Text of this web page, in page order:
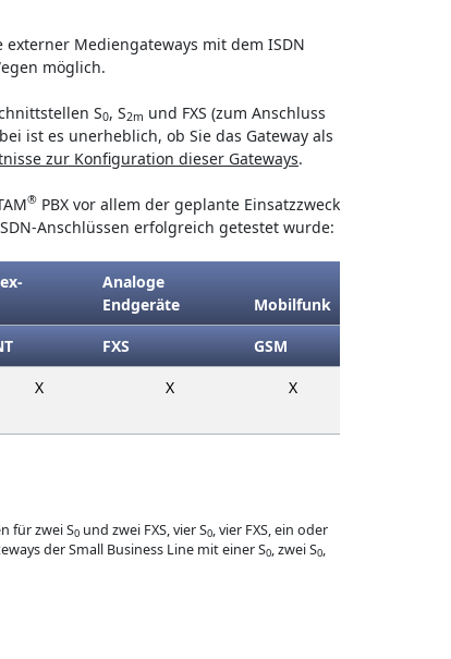
Mediengateways mit dem ISDN
möglich.
S0, S2m und FXS (zum Anschluss
ist es unerheblich, ob Sie das Gateway als
zur Konfiguration dieser Gateways.
® PBX vor allem der geplante Einsatzzweck
Anschlüssen erfolgreich getestet wurde:
Analoge
Endgeräte
Mobilfunk
FXS
GSM
X X X
für zwei S0 und zwei FXS, vier S0, vier FXS, ein oder
der Small Business Line mit einer S0, zwei S0,